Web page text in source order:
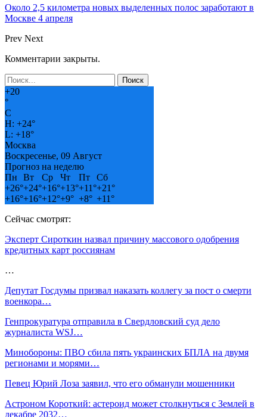
Около 2,5 километра новых выделенных полос заработают в
Москве 4 апреля
Prev Next
Комментарии закрыты.
+20
°
C
H: +24°
L: +18°
Москва
Воскресенье, 09 Август
Прогноз на неделю
Пн
Вт Ср Чт Пт
Сб
+26°+24°+16°+13°+11°+21°
+16°+16°+12°+9° +8° +11°
Сейчас смотрят:
Эксперт Сироткин назвал причину массового одобрения
кредитных карт россиянам
…
Депутат Госдумы призвал наказать коллегу за пост о смерти
военкора…
Генпрокуратура отправила в Свердловский суд дело
журналиста WSJ…
Минобороны: ПВО сбила пять украинских БПЛА на двумя
регионами и морями…
Певец Юрий Лоза заявил, что его обманули мошенники
Астроном Короткий: астероид может столкнуться с Землей в
декабре 2032…